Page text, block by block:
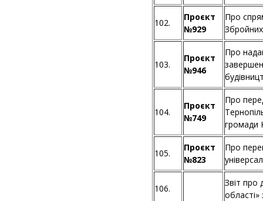
102.
Проєкт
№929
Про
103.
Проєкт
№946
Про
104.
Проєкт
№749
Про
громади
105.
Проєкт
№823
Про
106.
Звіт про